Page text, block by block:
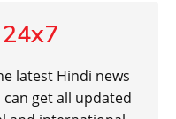
latest Hindi news
get all updated